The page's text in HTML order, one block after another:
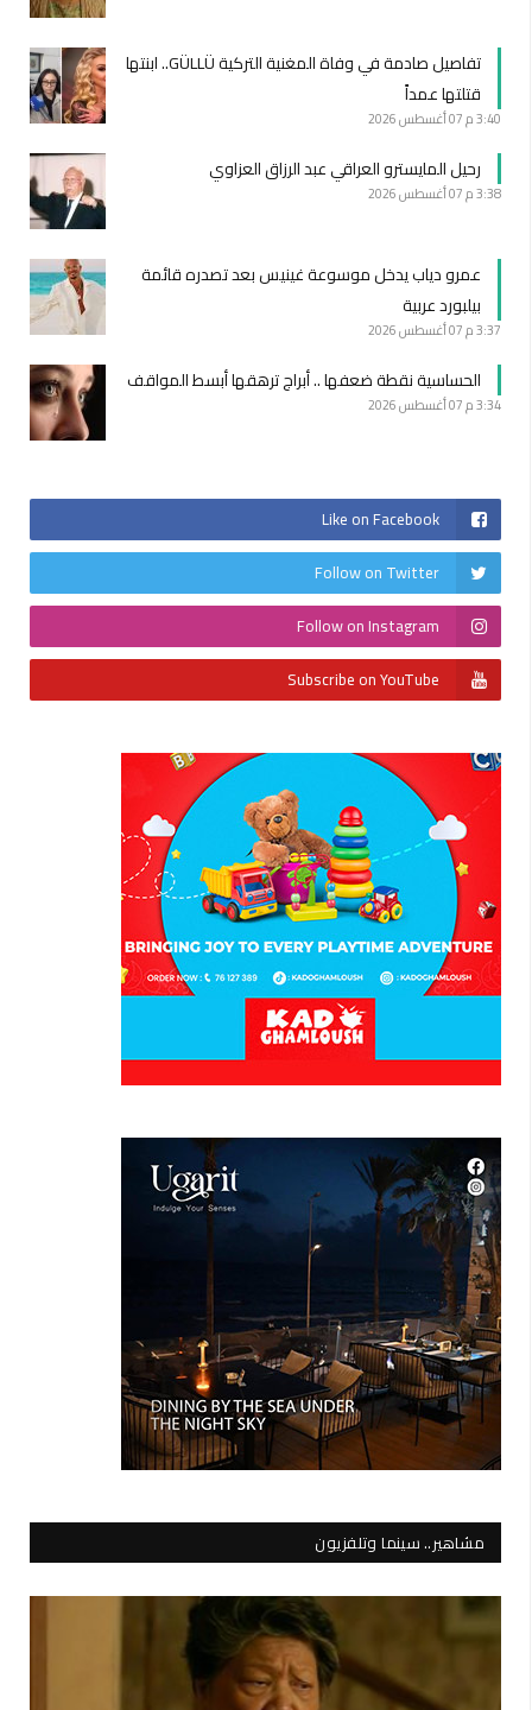
تفاصيل صادمة في وفاة المغنية التركية GÜLLÜ.. ابنتها
قتلتها عمداً
3:40 م 07 أغسطس 2026
رحيل المايسترو العراقي عبد الرزاق العزاوي
3:38 م 07 أغسطس 2026
عمرو دياب يدخل موسوعة غينيس بعد تصدره قائمة
بيلبورد عربية
3:37 م 07 أغسطس 2026
الحساسية نقطة ضعفها .. أبراج ترهقها أبسط المواقف
3:34 م 07 أغسطس 2026
Like on Facebook
Follow on Twitter
Follow on Instagram
Subscribe on YouTube
مشاهير.. سينما وتلفزيون